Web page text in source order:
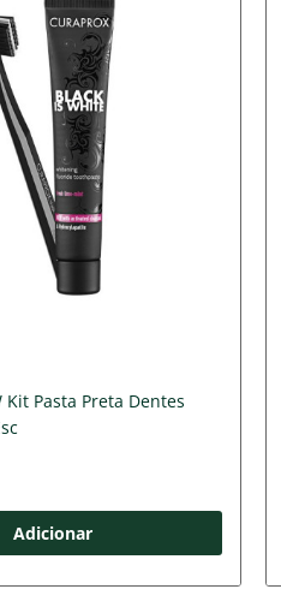
Kit Pasta Preta Dentes
Adicionar